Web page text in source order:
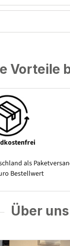
Vorteile
als
Bestellwert
Über uns